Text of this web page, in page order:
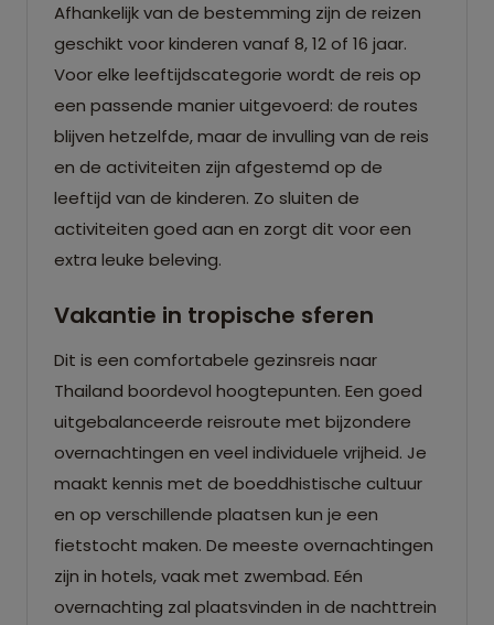
Afhankelijk van de bestemming zijn de reizen
geschikt voor kinderen vanaf 8, 12 of 16 jaar.
Voor elke leeftijdscategorie wordt de reis op
een passende manier uitgevoerd: de routes
blijven hetzelfde, maar de invulling van de reis
en de activiteiten zijn afgestemd op de
leeftijd van de kinderen. Zo sluiten de
activiteiten goed aan en zorgt dit voor een
extra leuke beleving.
Vakantie in tropische sferen
Dit is een comfortabele gezinsreis naar
Thailand boordevol hoogtepunten. Een goed
uitgebalanceerde reisroute met bijzondere
overnachtingen en veel individuele vrijheid. Je
maakt kennis met de boeddhistische cultuur
en op verschillende plaatsen kun je een
fietstocht maken. De meeste overnachtingen
zijn in hotels, vaak met zwembad. Eén
overnachting zal plaatsvinden in de nachttrein